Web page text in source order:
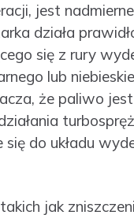
jest
działa
się z rury
lub
że paliwo
do układu
jak